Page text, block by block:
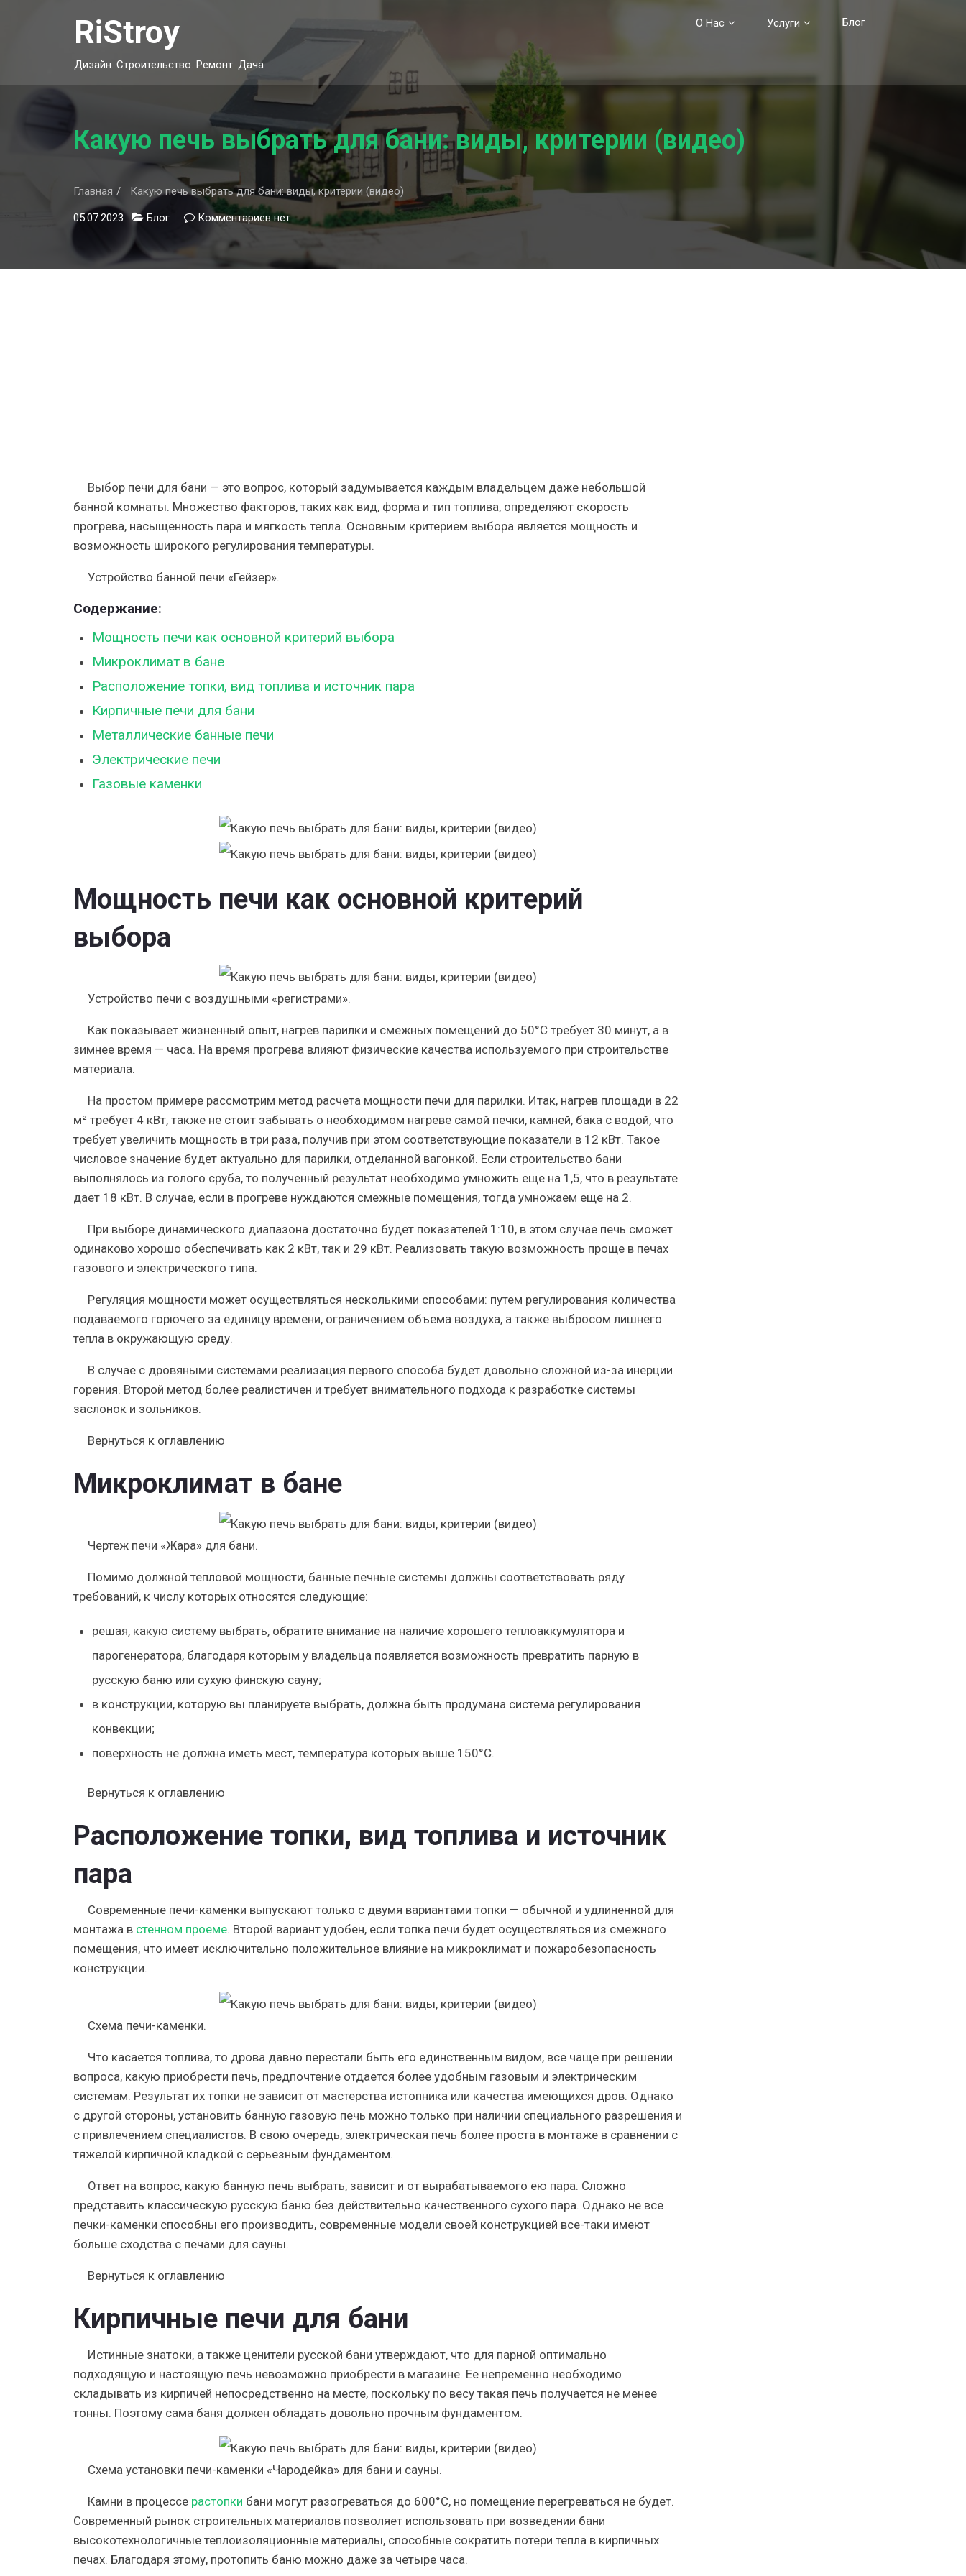
RiStroy
Дизайн. Строительство. Ремонт. Дача
О Нас Услуги Блог
Какую печь выбрать для бани: виды, критерии (видео)
Главная Какую печь выбрать для бани: виды, критерии (видео)
05.07.2023 Блог Комментариевк
печь
нет
Выбор печи для бани — это вопрос, который задумывается каждым владельцем даже небольшой
банной комнаты. Множество факторов, таких как вид, форма и тип топлива, определяют скорость
прогрева, насыщенность пара и мягкость тепла. Основным критерием выбора является мощность и
возможность широкого регулирования температуры.
Устройство банной печи «Гейзер».
Содержание:
Мощность печи как основной критерий выбора
Микроклимат в бане
Расположение топки, вид топлива и источник пара
Кирпичные печи для бани
Металлические банные печи
Электрические печи
Газовые каменки
Мощность печи как основной критерий
выбора
Устройство печи с воздушными «регистрами».
Как показывает жизненный опыт, нагрев парилки и смежных помещений до 50°С требует 30 минут, а в
зимнее время — часа. На время прогрева влияют физические качества используемого при строительстве
материала.
На простом примере рассмотрим метод расчета мощности печи для парилки. Итак, нагрев площади в 22
м² требует 4 кВт, также не стоит забывать о необходимом нагреве самой печки, камней, бака с водой, что
требует увеличить мощность в три раза, получив при этом соответствующие показатели в 12 кВт. Такое
числовое значение будет актуально для парилки, отделанной вагонкой. Если строительство бани
выполнялось из голого сруба, то полученный результат необходимо умножить еще на 1,5, что в результате
дает 18 кВт. В случае, если в прогреве нуждаются смежные помещения, тогда умножаем еще на 2.
При выборе динамического диапазона достаточно будет показателей 1:10, в этом случае печь сможет
одинаково хорошо обеспечивать как 2 кВт, так и 29 кВт. Реализовать такую возможность проще в печах
газового и электрического типа.
Регуляция мощности может осуществляться несколькими способами: путем регулирования количества
подаваемого горючего за единицу времени, ограничением объема воздуха, а также выбросом лишнего
тепла в окружающую среду.
В случае с дровяными системами реализация первого способа будет довольно сложной из-за инерции
горения. Второй метод более реалистичен и требует внимательного подхода к разработке системы
заслонок и зольников.
Вернуться к оглавлению
Микроклимат в бане
Чертеж печи «Жара» для бани.
Помимо должной тепловой мощности, банные печные системы должны соответствовать ряду
требований, к числу которых относятся следующие:
решая, какую систему выбрать, обратите внимание на наличие хорошего теплоаккумулятора и
парогенератора, благодаря которым у владельца появляется возможность превратить парную в
русскую баню или сухую финскую сауну;
в конструкции, которую вы планируете выбрать, должна быть продумана система регулирования
конвекции;
поверхность не должна иметь мест, температура которых выше 150°C.
Вернуться к оглавлению
Расположение топки, вид топлива и источник
пара
Современные печи-каменки выпускают только с двумя вариантами топки — обычной и удлиненной для
монтажа в стенном проеме. Второй вариант удобен, если топка печи будет осуществляться из смежного
помещения, что имеет исключительно положительное влияние на микроклимат и пожаробезопасность
конструкции.
Схема печи-каменки.
Что касается топлива, то дрова давно перестали быть его единственным видом, все чаще при решении
вопроса, какую приобрести печь, предпочтение отдается более удобным газовым и электрическим
системам. Результат их топки не зависит от мастерства истопника или качества имеющихся дров. Однако
с другой стороны, установить банную газовую печь можно только при наличии специального разрешения и
с привлечением специалистов. В свою очередь, электрическая печь более проста в монтаже в сравнении с
тяжелой кирпичной кладкой с серьезным фундаментом.
Ответ на вопрос, какую банную печь выбрать, зависит и от вырабатываемого ею пара. Сложно
представить классическую русскую баню без действительно качественного сухого пара. Однако не все
печки-каменки способны его производить, современные модели своей конструкцией все-таки имеют
больше сходства с печами для сауны.
Вернуться к оглавлению
Кирпичные печи для бани
Истинные знатоки, а также ценители русской бани утверждают, что для парной оптимально
подходящую и настоящую печь невозможно приобрести в магазине. Ее непременно необходимо
складывать из кирпичей непосредственно на месте, поскольку по весу такая печь получается не менее
тонны. Поэтому сама баня должен обладать довольно прочным фундаментом.
Схема установки печи-каменки «Чародейка» для бани и сауны.
Камни в процессе растопки бани могут разогреваться до 600°С, но помещение перегреваться не будет.
Современный рынок строительных материалов позволяет использовать при возведении бани
высокотехнологичные теплоизоляционные материалы, способные сократить потери тепла в кирпичных
печах. Благодаря этому, протопить баню можно даже за четыре часа.